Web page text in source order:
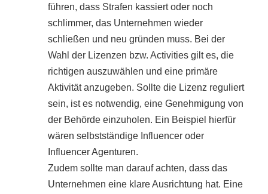
führen, dass Strafen kassiert oder noch
schlimmer, das Unternehmen wieder
schließen und neu gründen muss. Bei der
Wahl der Lizenzen bzw. Activities gilt es, die
richtigen auszuwählen und eine primäre
Aktivität anzugeben. Sollte die Lizenz reguliert
sein, ist es notwendig, eine Genehmigung von
der Behörde einzuholen. Ein Beispiel hierfür
wären selbstständige Influencer oder
Influencer Agenturen.
Zudem sollte man darauf achten, dass das
Unternehmen eine klare Ausrichtung hat. Eine